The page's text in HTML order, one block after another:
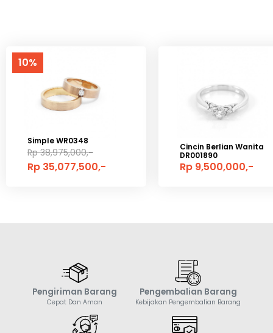
10%
Simple WR0348
Rp 38,975,000,-
Rp 35,077,500,-
Cincin Berlian Wanita
DR001890
Rp 9,500,000,-
Pengiriman Barang
Cepat Dan Aman
Pengembalian Barang
Kebijakan Pengembalian Barang